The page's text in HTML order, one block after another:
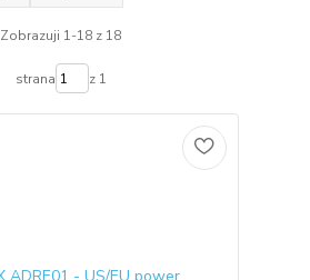
Zobrazuji 1-18 z 18
strana z 1